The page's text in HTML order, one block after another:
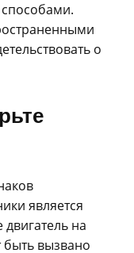
о
является
на
быть вызвано